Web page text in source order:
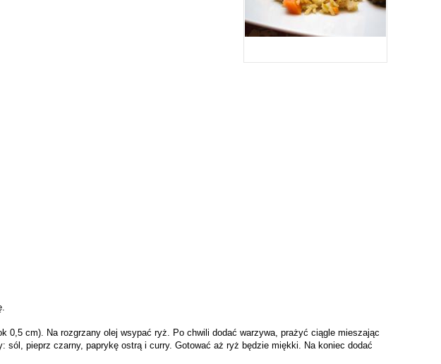
0,5 cm). Na rozgrzany olej wsypać ryż. Po chwili dodać warzywa, prażyć ciągle mieszając
pieprz czarny, paprykę ostrą i curry. Gotować aż ryż będzie miękki. Na koniec dodać